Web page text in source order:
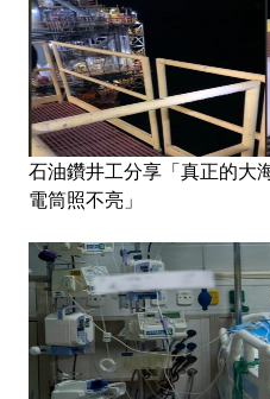
石油鑽井工分享「真正的
電筒照不亮」